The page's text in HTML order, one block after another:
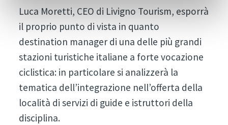
Luca Moretti, CEO di Livigno Tourism, esporrà
il proprio punto di vista in quanto
destination manager di una delle più grandi
stazioni turistiche italiane a forte vocazione
ciclistica: in particolare si analizzerà la
tematica dell’integrazione nell’offerta della
località di servizi di guide e istruttori della
disciplina.